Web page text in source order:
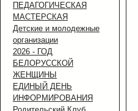
ПЕДАГОГИЧЕСКАЯ
МАСТЕРСКАЯ
Детские и молодежные
организации
2026 - ГОД
БЕЛОРУССКОЙ
ЖЕНЩИНЫ
ЕДИНЫЙ ДЕНЬ
ИНФОРМИРОВАНИЯ